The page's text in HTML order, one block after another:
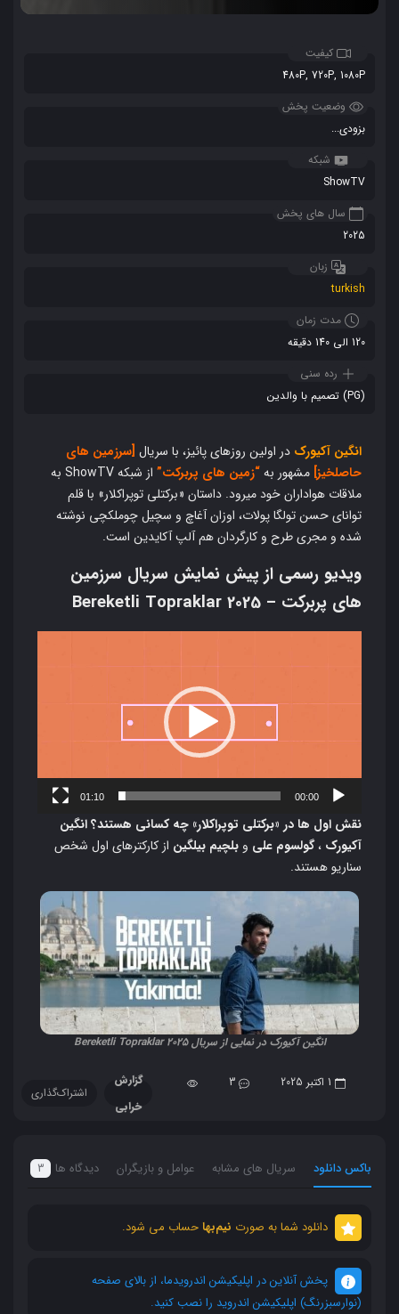
کیفیت
480P, 720P, 1080P
وضعیت پخش
بزودی...
شبکه
ShowTV
سال های پخش
2025
زبان
turkish
مدت زمان
120 الی 140 دقیقه
رده سنی
(PG) تصمیم با والدین
انگین آکیورک در اولین روزهای پائیز، با سریال [سرزمین های
حاصلخیز] مشهور به“زمین های پربرکت”
از شبکه ShowTV به
ملاقات هواداران خود میرود. داستان «برکتلی توپراکلار» با قلم
توانای حسن تولگا پولات، اوزان آغاچ و سچیل چوملکچی نوشته
شده و مجری طرح و کارگردان هم آلپ آکایدین است.
ویدیو رسمی از پیش نمایش سریال سرزمین
های پربرکت – Bereketli Topraklar 2025
00:00
01:10
نقش اول ها در «برکتلی توپراکلار» چه کسانی هستند؟انگین
آکیورک ،گولسوم علی و بلچیم بیلگین از کارکترهای اول شخص
سناریو هستند.
انگین آکیورک در نمایی از سریال Bereketli Topraklar 2025
1 اکتبر 2025 3
گزارش
خرابی
اشتراک‌گذاری
باکس دانلود سریال های مشابه عوامل و بازیگران دیدگاه ها 3
دانلود شما به صورت نیم‌بها حساب می شود.
پخش آنلاین در اپلیکیشن اندرویدما، از بالای صفحه
(نوارسبزرنگ) اپلیکیشن اندروید را نصب کنید.